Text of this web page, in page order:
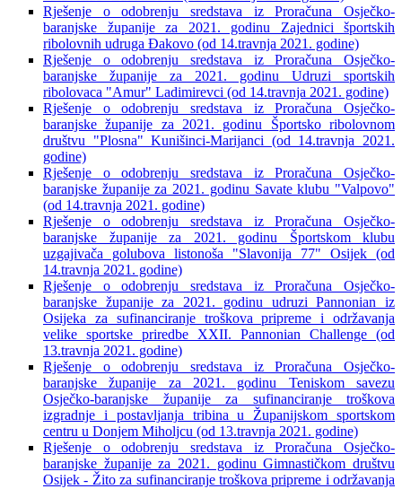
Rješenje o odobrenju sredstava iz Proračuna Osječko-
baranjske županije za 2021. godinu Zajednici športskih
ribolovnih udruga Đakovo (od 14.travnja 2021. godine)
Rješenje o odobrenju sredstava iz Proračuna Osječko-
baranjske županije za 2021. godinu Udruzi sportskih
ribolovaca "Amur" Ladimirevci (od 14.travnja 2021. godine)
Rješenje o odobrenju sredstava iz Proračuna Osječko-
baranjske županije za 2021. godinu Športsko ribolovnom
društvu "Plosna" Kunišinci-Marijanci (od 14.travnja 2021.
godine)
Rješenje o odobrenju sredstava iz Proračuna Osječko-
baranjske županije za 2021. godinu Savate klubu "Valpovo"
(od 14.travnja 2021. godine)
Rješenje o odobrenju sredstava iz Proračuna Osječko-
baranjske županije za 2021. godinu Športskom klubu
uzgajivača golubova listonoša "Slavonija 77" Osijek (od
14.travnja 2021. godine)
Rješenje o odobrenju sredstava iz Proračuna Osječko-
baranjske županije za 2021. godinu udruzi Pannonian iz
Osijeka za sufinanciranje troškova pripreme i održavanja
velike sportske priredbe XXII. Pannonian Challenge (od
13.travnja 2021. godine)
Rješenje o odobrenju sredstava iz Proračuna Osječko-
baranjske županije za 2021. godinu Teniskom savezu
Osječko-baranjske županije za sufinanciranje troškova
izgradnje i postavljanja tribina u Županijskom sportskom
centru u Donjem Miholjcu (od 13.travnja 2021. godine)
Rješenje o odobrenju sredstava iz Proračuna Osječko-
baranjske županije za 2021. godinu Gimnastičkom društvu
Osijek - Žito za sufinanciranje troškova pripreme i održavanja